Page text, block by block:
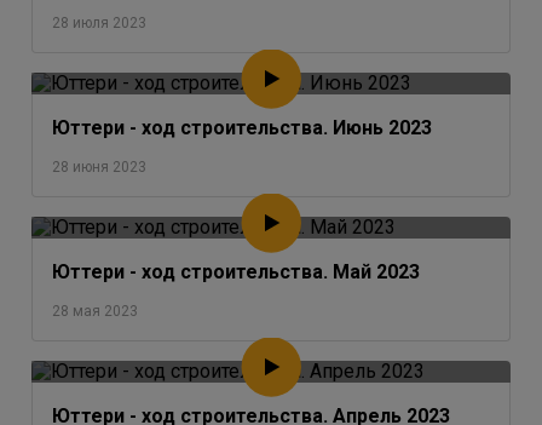
28 июля 2023
Юттери - ход строительства. Июнь 2023
28 июня 2023
Юттери - ход строительства. Май 2023
28 мая 2023
Юттери - ход строительства. Апрель 2023